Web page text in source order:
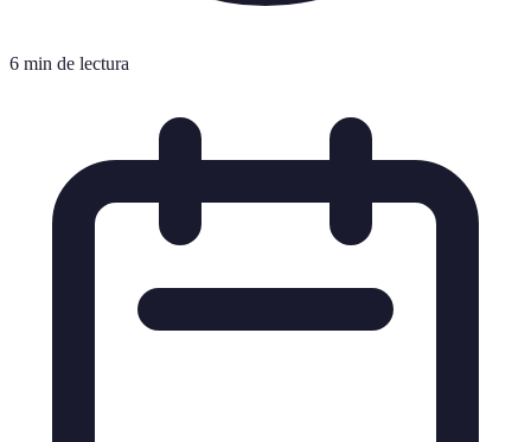
6 min de lectura